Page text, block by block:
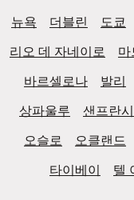
뉴욕 더블린 도쿄
리오 데 자네이로
마
바르셀로나
발리
상파울루
샌프란
오슬로
오클랜드
타이베이
텔